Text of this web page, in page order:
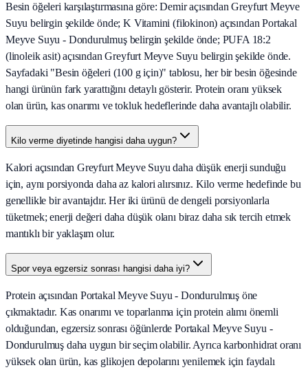
Besin öğeleri karşılaştırmasına göre: Demir açısından Greyfurt Meyve
Suyu belirgin şekilde önde; K Vitamini (filokinon) açısından Portakal
Meyve Suyu - Dondurulmuş belirgin şekilde önde; PUFA 18:2
(linoleik asit) açısından Greyfurt Meyve Suyu belirgin şekilde önde.
Sayfadaki "Besin öğeleri (100 g için)" tablosu, her bir besin öğesinde
hangi ürünün fark yarattığını detaylı gösterir. Protein oranı yüksek
olan ürün, kas onarımı ve tokluk hedeflerinde daha avantajlı olabilir.
Kilo verme diyetinde hangisi daha uygun?
Kalori açısından Greyfurt Meyve Suyu daha düşük enerji sunduğu
için, aynı porsiyonda daha az kalori alırsınız. Kilo verme hedefinde bu
genellikle bir avantajdır. Her iki ürünü de dengeli porsiyonlarla
tüketmek; enerji değeri daha düşük olanı biraz daha sık tercih etmek
mantıklı bir yaklaşım olur.
Spor veya egzersiz sonrası hangisi daha iyi?
Protein açısından Portakal Meyve Suyu - Dondurulmuş öne
çıkmaktadır. Kas onarımı ve toparlanma için protein alımı önemli
olduğundan, egzersiz sonrası öğünlerde Portakal Meyve Suyu -
Dondurulmuş daha uygun bir seçim olabilir. Ayrıca karbonhidrat oranı
yüksek olan ürün, kas glikojen depolarını yenilemek için faydalı